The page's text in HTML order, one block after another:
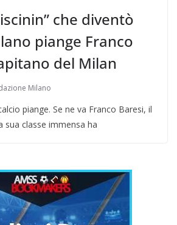
che diventò
piange Franco
del Milan
Milano
piange. Se ne va Franco Baresi, il
sua classe immensa ha